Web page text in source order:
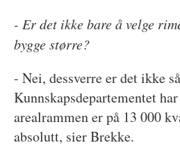
- Er det ikke bare å velge
bygge større?
- Nei, dessverre er det ikke
Kunnskapsdepartementet
arealrammen er på 13 000
absolutt, sier Brekke.